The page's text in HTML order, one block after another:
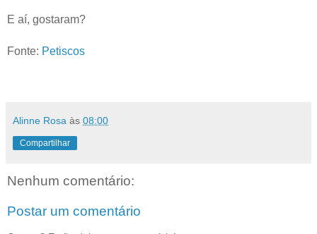
E aí, gostaram?
Fonte: Petiscos
Alinne Rosa às 08:00
Compartilhar
Nenhum comentário:
Postar um comentário